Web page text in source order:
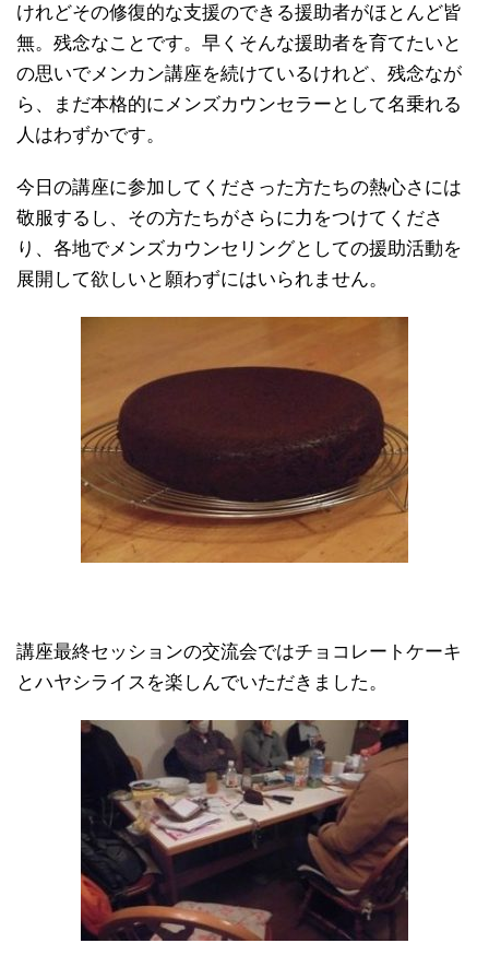
けれどその修復的な支援のできる援助者がほとんど皆
無。残念なことです。早くそんな援助者を育てたいと
の思いでメンカン講座を続けているけれど、残念なが
ら、まだ本格的にメンズカウンセラーとして名乗れる
人はわずかです。
今日の講座に参加してくださった方たちの熱心さには
敬服するし、その方たちがさらに力をつけてくださ
り、各地でメンズカウンセリングとしての援助活動を
展開して欲しいと願わずにはいられません。
講座最終セッションの交流会ではチョコレートケーキ
とハヤシライスを楽しんでいただきました。